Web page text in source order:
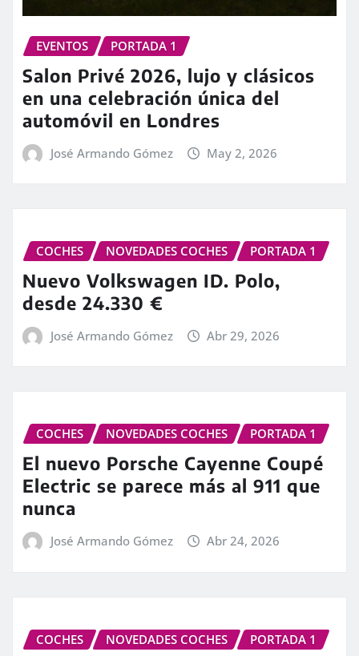
EVENTOS PORTADA 1
Salon Privé 2026, lujo y clásicos
en una celebración única del
automóvil en Londres
José Armando Gómez May 2, 2026
COCHES NOVEDADES COCHES PORTADA 1
Nuevo Volkswagen ID. Polo,
desde 24.330 €
José Armando Gómez Abr 29, 2026
COCHES NOVEDADES COCHES PORTADA 1
El nuevo Porsche Cayenne Coupé
Electric se parece más al 911 que
nunca
José Armando Gómez Abr 24, 2026
COCHES NOVEDADES COCHES PORTADA 1